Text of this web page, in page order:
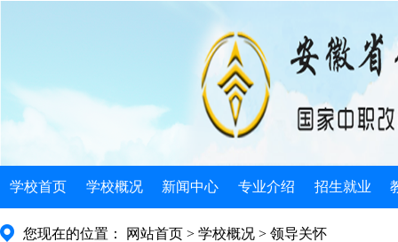
学校首页 学校概况
学校简介
新闻中心
学校新闻
专业介绍
电子类
招生就业
招生简介
您现在的位置： 网站首页 > 学校概况 > 领导关怀